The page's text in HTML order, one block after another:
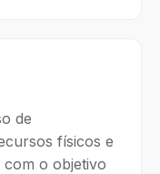
de
físicos e
o objetivo